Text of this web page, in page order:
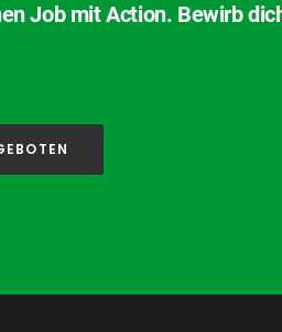
Job mit Action. Bewirb